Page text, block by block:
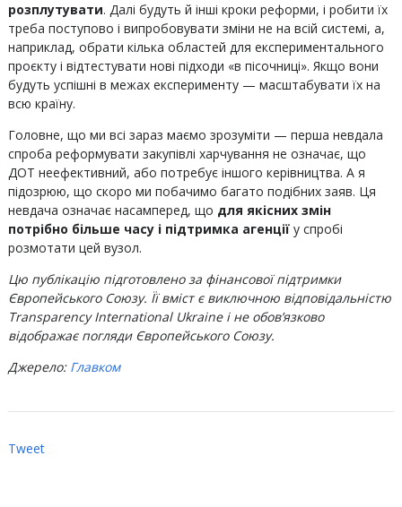
розплутувати. Далі будуть й інші кроки реформи, і робити їх
треба поступово і випробовувати зміни не на всій системі, а,
наприклад, обрати кілька областей для експериментального
проєкту і відтестувати нові підходи «в пісочниці». Якщо вони
будуть успішні в межах експерименту — масштабувати їх на
всю країну.
Головне, що ми всі зараз маємо зрозуміти — перша невдала
спроба реформувати закупівлі харчування не означає, що
ДОТ неефективний, або потребує іншого керівництва. А я
підозрюю, що скоро ми побачимо багато подібних заяв. Ця
невдача означає насамперед, що для якісних змін
потрібно більше часу і підтримка агенції у спробі
розмотати цей вузол.
Цю публікацію підготовлено за фінансової підтримки
Європейського Союзу. Її вміст є виключною відповідальністю
Transparency International Ukraine і не обов’язково
відображає погляди Європейського Союзу.
Джерело: Главком
Tweet